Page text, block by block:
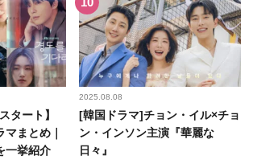
タート】
まとめ｜
一挙紹介
2025.08.08
[韓国ドラマ]チョン・イル×チョ
ン・インソン主演『華麗な
日々』